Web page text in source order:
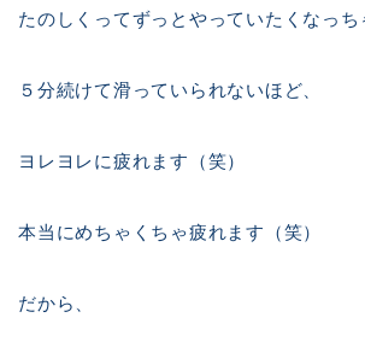
たのしくってずっとやっていたくなっち
５分続けて滑っていられないほど、
ヨレヨレに疲れます（笑）
本当にめちゃくちゃ疲れます（笑）
だから、